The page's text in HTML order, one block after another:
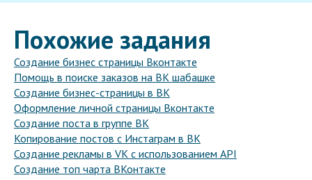
Похожие задания
Создание бизнес страницы Вконтакте
Помощь в поиске заказов на ВК шабашке
Создание бизнес-страницы в ВК
Оформление личной страницы Вконтакте
Создание поста в группе ВК
Копирование постов с Инстаграм в ВК
Создание рекламы в VK с использованием API
Создание топ чарта ВКонтакте